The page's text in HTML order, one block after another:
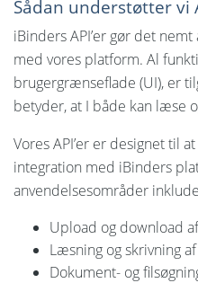
Nederlands
Polski
Suomi
United
Spansk
Sådan understøtter vi
iBinders API’er gør det
med vores platform. Al
brugergrænseflade (UI), er
betyder, at I både kan læse
Vores API’er er designet til
integration med iBinders
anvendelsesområder
Upload og download
Læsning og skrivning
Dokument- og